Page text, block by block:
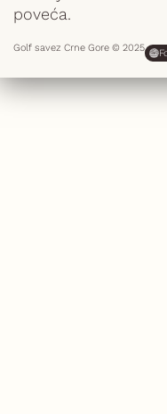
poveća.
Golf savez Crne Gore © 2025